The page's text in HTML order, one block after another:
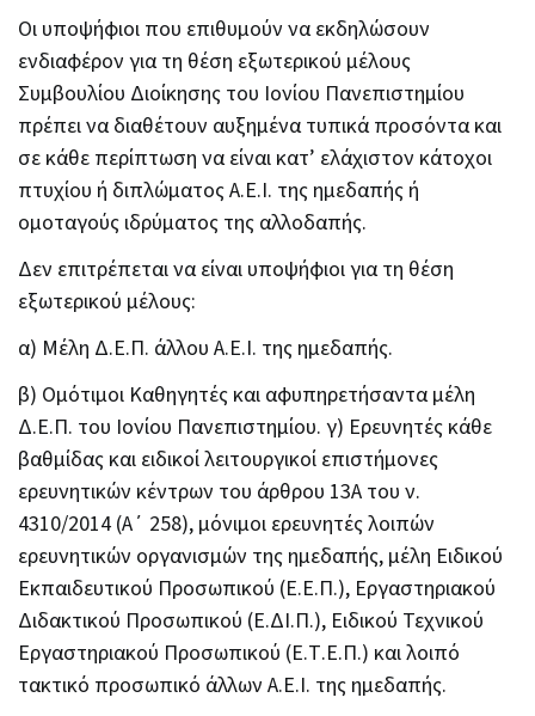
Οι υποψήφιοι που επιθυμούν να εκδηλώσουν
ενδιαφέρον για τη θέση εξωτερικού μέλους
Συμβουλίου Διοίκησης του Ιονίου Πανεπιστημίου
πρέπει να διαθέτουν αυξημένα τυπικά προσόντα και
σε κάθε περίπτωση να είναι κατ’ ελάχιστον κάτοχοι
πτυχίου ή διπλώματος Α.Ε.Ι. της ημεδαπής ή
ομοταγούς ιδρύματος της αλλοδαπής.
Δεν επιτρέπεται να είναι υποψήφιοι για τη θέση
εξωτερικού μέλους:
α) Μέλη Δ.Ε.Π. άλλου Α.Ε.Ι. της ημεδαπής.
β) Ομότιμοι Καθηγητές και αφυπηρετήσαντα μέλη
Δ.Ε.Π. του Ιονίου Πανεπιστημίου. γ) Ερευνητές κάθε
βαθμίδας και ειδικοί λειτουργικοί επιστήμονες
ερευνητικών κέντρων του άρθρου 13Α του ν.
4310/2014 (Α΄ 258), μόνιμοι ερευνητές λοιπών
ερευνητικών οργανισμών της ημεδαπής, μέλη Ειδικού
Εκπαιδευτικού Προσωπικού (Ε.Ε.Π.), Εργαστηριακού
Διδακτικού Προσωπικού (Ε.ΔΙ.Π.), Ειδικού Τεχνικού
Εργαστηριακού Προσωπικού (Ε.Τ.Ε.Π.) και λοιπό
τακτικό προσωπικό άλλων Α.Ε.Ι. της ημεδαπής.